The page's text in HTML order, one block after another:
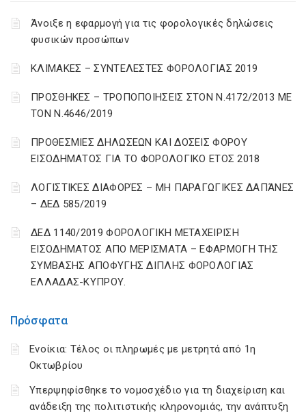
Πρόσφατα
Ενοίκια: Τέλος οι πληρωμές με μετρητά από 1η
Οκτωβρίου
Υπερψηφίσθηκε το νομοσχέδιο για τη διαχείριση και
ανάδειξη της πολιτιστικής κληρονομιάς, την ανάπτυξη
Άνοιξε η εφαρμογή για τις φορολογικές δηλώσεις
φυσικών προσώπων
ΚΛΙΜΑΚΕΣ – ΣΥΝΤΕΛΕΣΤΕΣ ΦΟΡΟΛΟΓΙΑΣ 2019
ΠΡΟΣΘΗΚΕΣ – ΤΡΟΠΟΠΟΙΗΣΕΙΣ ΣΤΟΝ Ν.4172/2013 ΜΕ
ΤΟΝ Ν.4646/2019
ΠΡΟΘΕΣΜΙΕΣ ΔΗΛΩΣΕΩΝ ΚΑΙ ΔΟΣΕΙΣ ΦΟΡΟΥ
ΕΙΣΟΔΗΜΑΤΟΣ ΓΙΑ ΤΟ ΦΟΡΟΛΟΓΙΚΟ ΕΤΟΣ 2018
ΛΟΓΙΣΤΙΚΈΣ ΔΙΑΦΟΡΈΣ – ΜΗ ΠΑΡΑΓΩΓΙΚΈΣ ΔΑΠΆΝΕΣ
– ΔΕΔ 585/2019
ΔΕΔ 1140/2019 ΦΟΡΟΛΟΓΙΚΗ ΜΕΤΑΧΕΙΡΙΣΗ
ΕΙΣΟΔΗΜΑΤΟΣ ΑΠΟ ΜΕΡΙΣΜΑΤΑ – ΕΦΑΡΜΟΓΗ ΤΗΣ
ΣΥΜΒΑΣΗΣ ΑΠΟΦΥΓΗΣ ΔΙΠΛΗΣ ΦΟΡΟΛΟΓΙΑΣ
ΕΛΛΑΔΑΣ-ΚΥΠΡΟΥ.